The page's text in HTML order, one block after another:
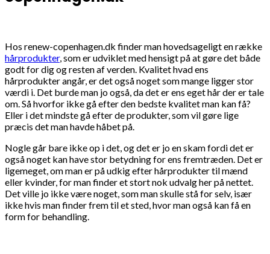
Hos renew-copenhagen.dk finder man hovedsageligt en række
hårprodukter, som er udviklet med hensigt på at gøre det både
godt for dig og resten af verden. Kvalitet hvad ens
hårprodukter angår, er det også noget som mange ligger stor
værdi i. Det burde man jo også, da det er ens eget hår der er tale
om. Så hvorfor ikke gå efter den bedste kvalitet man kan få?
Eller i det mindste gå efter de produkter, som vil gøre lige
præcis det man havde håbet på.
Nogle går bare ikke op i det, og det er jo en skam fordi det er
også noget kan have stor betydning for ens fremtræden. Det er
ligemeget, om man er på udkig efter hårprodukter til mænd
eller kvinder, for man finder et stort nok udvalg her på nettet.
Det ville jo ikke være noget, som man skulle stå for selv, især
ikke hvis man finder frem til et sted, hvor man også kan få en
form for behandling.